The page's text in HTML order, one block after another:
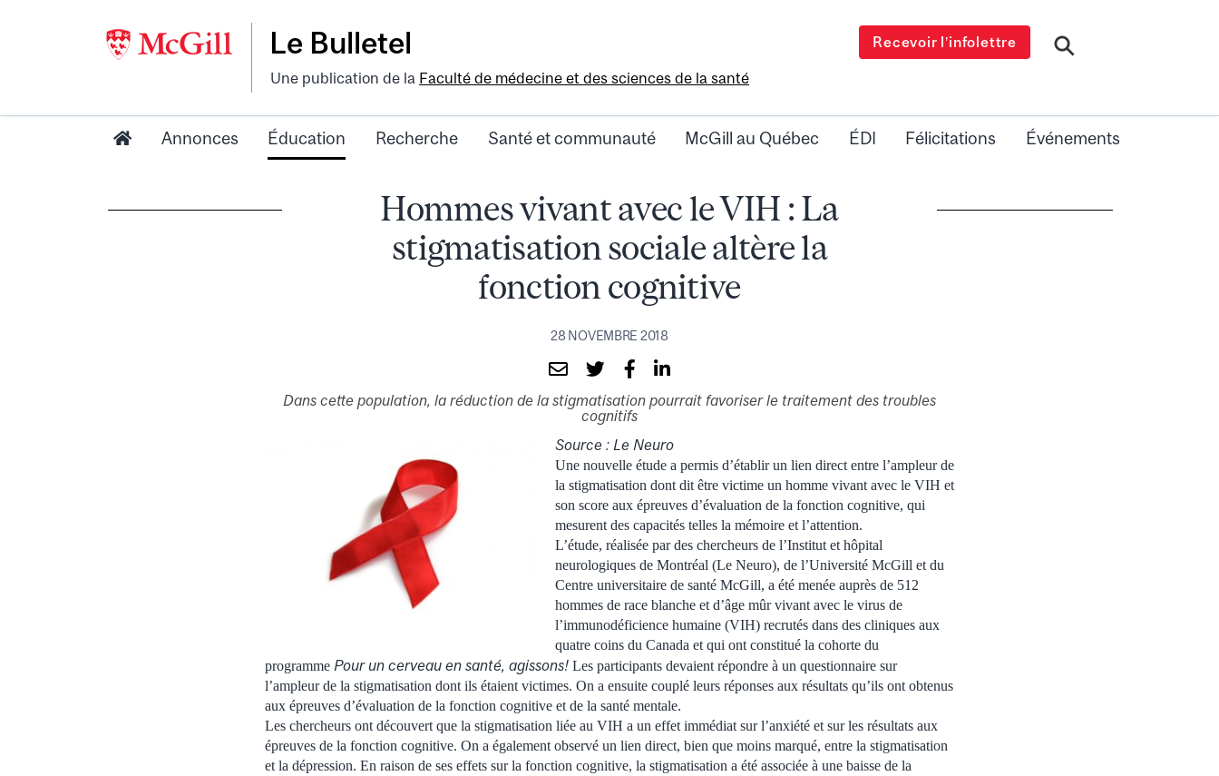
Le Bulletel
Une publication de la Faculté de médecine et des sciences de la santé
Recevoir l’infolettre
Annonces Éducation Recherche Santé et communauté McGill au Québec ÉDI Félicitations Événements
Hommes vivant avec le VIH : La
stigmatisation sociale altère la
fonction cognitive
28 NOVEMBRE 2018
Dans cette population, la réduction de la stigmatisation pourrait favoriser le traitement des troubles
cognitifs
Source : Le Neuro
Une nouvelle étude a permis d’établir un lien direct entre l’ampleur de
la stigmatisation dont dit être victime un homme vivant avec le VIH et
son score aux épreuves d’évaluation de la fonction cognitive, qui
mesurent des capacités telles la mémoire et l’attention.
L’étude, réalisée par des chercheurs de l’Institut et hôpital
neurologiques de Montréal (Le Neuro), de l’Université McGill et du
Centre universitaire de santé McGill, a été menée auprès de 512
hommes de race blanche et d’âge mûr vivant avec le virus de
l’immunodéficience humaine (VIH) recrutés dans des cliniques aux
quatre coins du Canada et qui ont constitué la cohorte du
programme Pour un cerveau en santé, agissons! Les participants devaient répondre à un questionnaire sur
l’ampleur de la stigmatisation dont ils étaient victimes. On a ensuite couplé leurs réponses aux résultats qu’ils ont obtenus
aux épreuves d’évaluation de la fonction cognitive et de la santé mentale.
Les chercheurs ont découvert que la stigmatisation liée au VIH a un effet immédiat sur l’anxiété et sur les résultats aux
épreuves de la fonction cognitive. On a également observé un lien direct, bien que moins marqué, entre la stigmatisation
et la dépression. En raison de ses effets sur la fonction cognitive, la stigmatisation a été associée à une baisse de la